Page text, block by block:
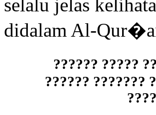
selalu jelas
didalam Al-
?????
?????????